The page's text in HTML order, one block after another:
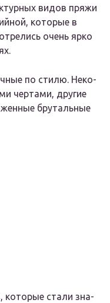
видов пря­жи
кото­рые в
очень ярко
по сти­лю. Неко­
чер­та­ми, дру­гие
бру­таль­ные
кото­рые ста­ли зна­